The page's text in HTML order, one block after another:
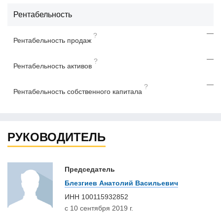
Рентабельность
Рентабельность продаж
? —
Рентабельность активов
? —
Рентабельность собственного капитала
? —
РУКОВОДИТЕЛЬ
Председатель
Блезгиев Анатолий Васильевич
ИНН 100115932852
с 10 сентября 2019 г.